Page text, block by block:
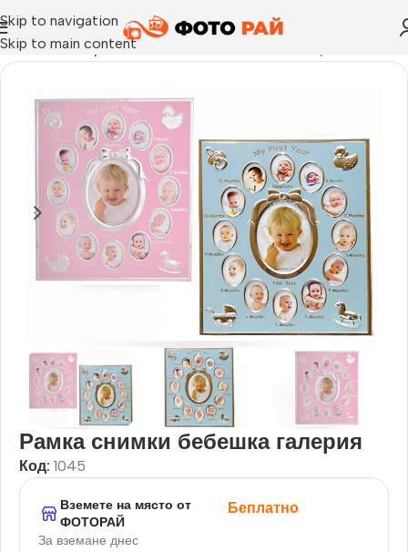
Skip to navigation
Skip to main content
Начало›Галерия›Рамка снимки бебешка галерия
Рамка снимки бебешка галерия
Код: 1045
Вземете на място от
ФОТОРАЙ
За вземане днес
Беплатно